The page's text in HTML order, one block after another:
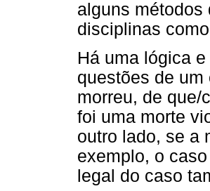
alguns métodos
disciplinas
Há uma lógica
questões de
morreu, de que/
foi uma morte
outro lado, se a
exemplo, o
legal do caso